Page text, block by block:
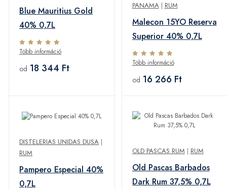
Blue Mauritius Gold
40% 0,7L
Több információ
od 18 344 Ft
PANAMA| RUM
Malecon 15YO Reserva
Superior 40% 0,7L
Több információ
od 16 266 Ft
DISTELERIAS UNIDAS DUSA |
RUM
Pampero Especial 40%
0,7L
OLD PASCAS RUM | RUM
Old Pascas Barbados
Dark Rum 37,5% 0,7L